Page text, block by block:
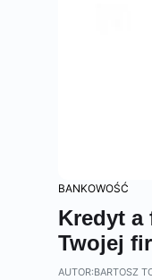
BANKOWOŚĆ
Kredyt a
Twojej
AUTOR:BARTOSZ